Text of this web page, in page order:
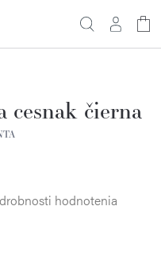
cesnak čierna
hodnotenia